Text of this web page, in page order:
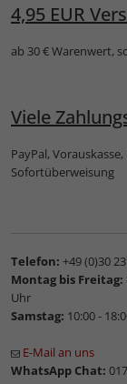
4,95 EUR
ab 30 € Warenwert,
Viele
PayPal,
Sofortüberweisung
Telefon: +49 (0)30
Montag bis Freitag:
Uhr
Samstag: 10:00 -
E-Mail an uns
WhatsApp Chat: